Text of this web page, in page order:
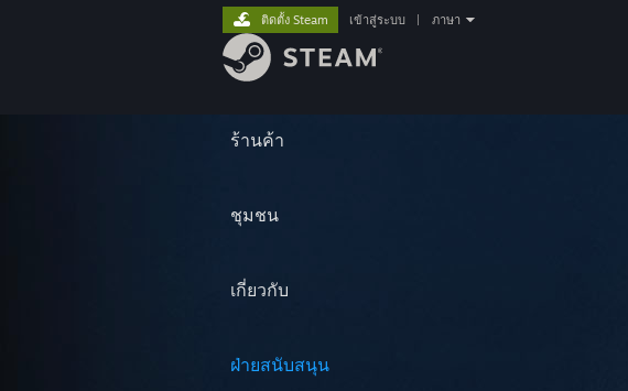
ร้านค้า
ชุมชน
เกี่ยวกับ
ฝ่ายสนับสนุน
ติดตั้ง Steam เข้าสู่ระบบ ภาษา